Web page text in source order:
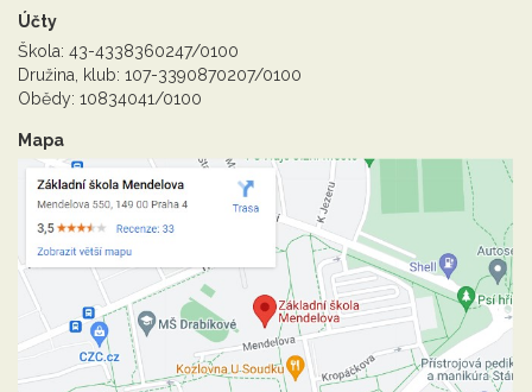
Účty
Škola: 43-4338360247/0100
Družina, klub: 107-3390870207/0100
Obědy: 10834041/0100
Mapa